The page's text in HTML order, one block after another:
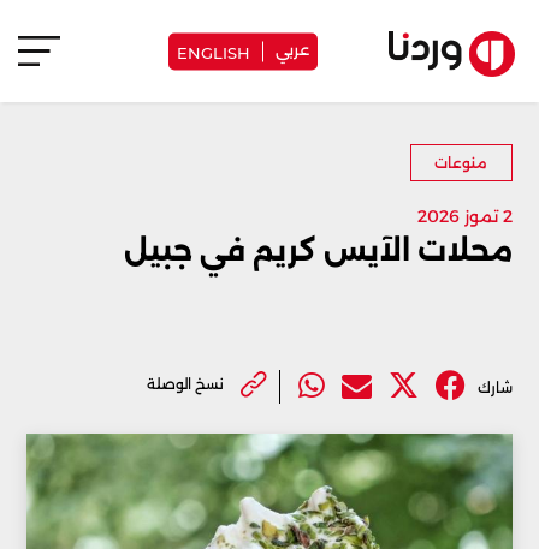
عربي ENGLISH
منوعات
2 تموز 2026
محلات الآيس كريم في جبيل
شارك نسخ الوصلة